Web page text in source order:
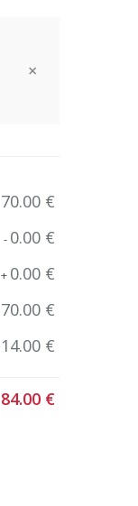
×
Close
70.00 €
- 0.00 €
+ 0.00 €
70.00 €
14.00 €
84.00 €